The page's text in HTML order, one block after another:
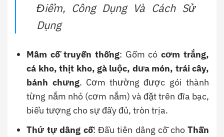
Điểm, Công Dụng Và Cách Sử
Dụng
Mâm cỗ truyền thống: Gồm cócơm trắng,
cá kho, thịt kho, gà luộc, dưa món, trái cây,
bánh chưng. Cơm thường được gói thành
từng nắm nhỏ (cơm nắm) và đặt trên đĩa bạc,
biểu tượng cho sự đầy đủ, tròn trịa.
Thứ tự dâng cỗ: Đầu tiên dâng cỗ cho Thần